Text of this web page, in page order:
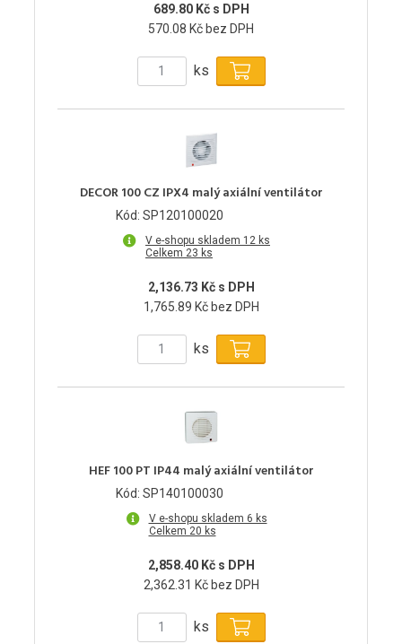
689.80 Kč s DPH
570.08 Kč bez DPH
ks
DECOR 100 CZ IPX4 malý axiální ventilátor
Kód: SP120100020
V e-shopu skladem 12 ks
Celkem 23 ks
2,136.73 Kč s DPH
1,765.89 Kč bez DPH
ks
HEF 100 PT IP44 malý axiální ventilátor
Kód: SP140100030
V e-shopu skladem 6 ks
Celkem 20 ks
2,858.40 Kč s DPH
2,362.31 Kč bez DPH
ks